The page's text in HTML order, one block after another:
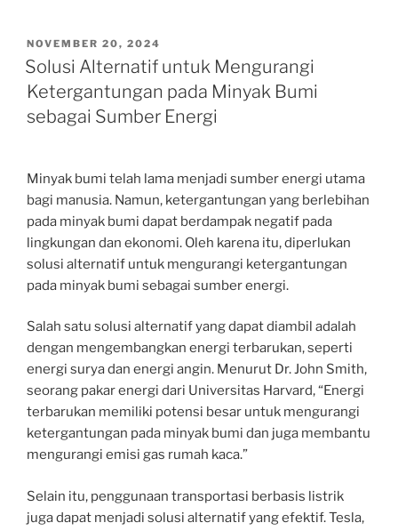
POSTED
ON
NOVEMBER 20, 2024
Solusi Alternatif untuk Mengurangi
Ketergantungan pada Minyak Bumi
sebagai Sumber Energi
Minyak bumi telah lama menjadi sumber energi utama
bagi manusia. Namun, ketergantungan yang berlebihan
pada minyak bumi dapat berdampak negatif pada
lingkungan dan ekonomi. Oleh karena itu, diperlukan
solusi alternatif untuk mengurangi ketergantungan
pada minyak bumi sebagai sumber energi.
Salah satu solusi alternatif yang dapat diambil adalah
dengan mengembangkan energi terbarukan, seperti
energi surya dan energi angin. Menurut Dr. John Smith,
seorang pakar energi dari Universitas Harvard, “Energi
terbarukan memiliki potensi besar untuk mengurangi
ketergantungan pada minyak bumi dan juga membantu
mengurangi emisi gas rumah kaca.”
Selain itu, penggunaan transportasi berbasis listrik
juga dapat menjadi solusi alternatif yang efektif. Tesla,